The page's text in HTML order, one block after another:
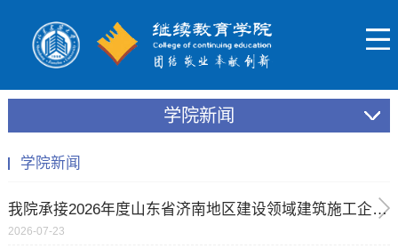
学院新闻
学院新闻
我院承接2026年度山东省济南地区建设领域建筑施工企业安全生产管理人员考试
2026-07-23